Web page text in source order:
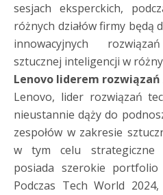
sesjach eksperckich,
różnych działów firmy będą
innowacyjnych
sztucznej inteligencji w
Lenovo liderem rozwiązań
Lenovo, lider rozwiązań
nieustannie dąży do
zespołów w zakresie
w tym celu strategiczne
posiada szerokie portfolio
Podczas Tech World